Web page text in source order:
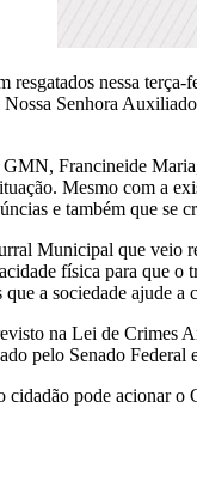
resgatados nessa
Senhora
Francineide
Mesmo com a
e também que se
Municipal que veio
física para que
a sociedade ajude
na Lei de Crimes
pelo Senado Federal
cidadão pode acionar